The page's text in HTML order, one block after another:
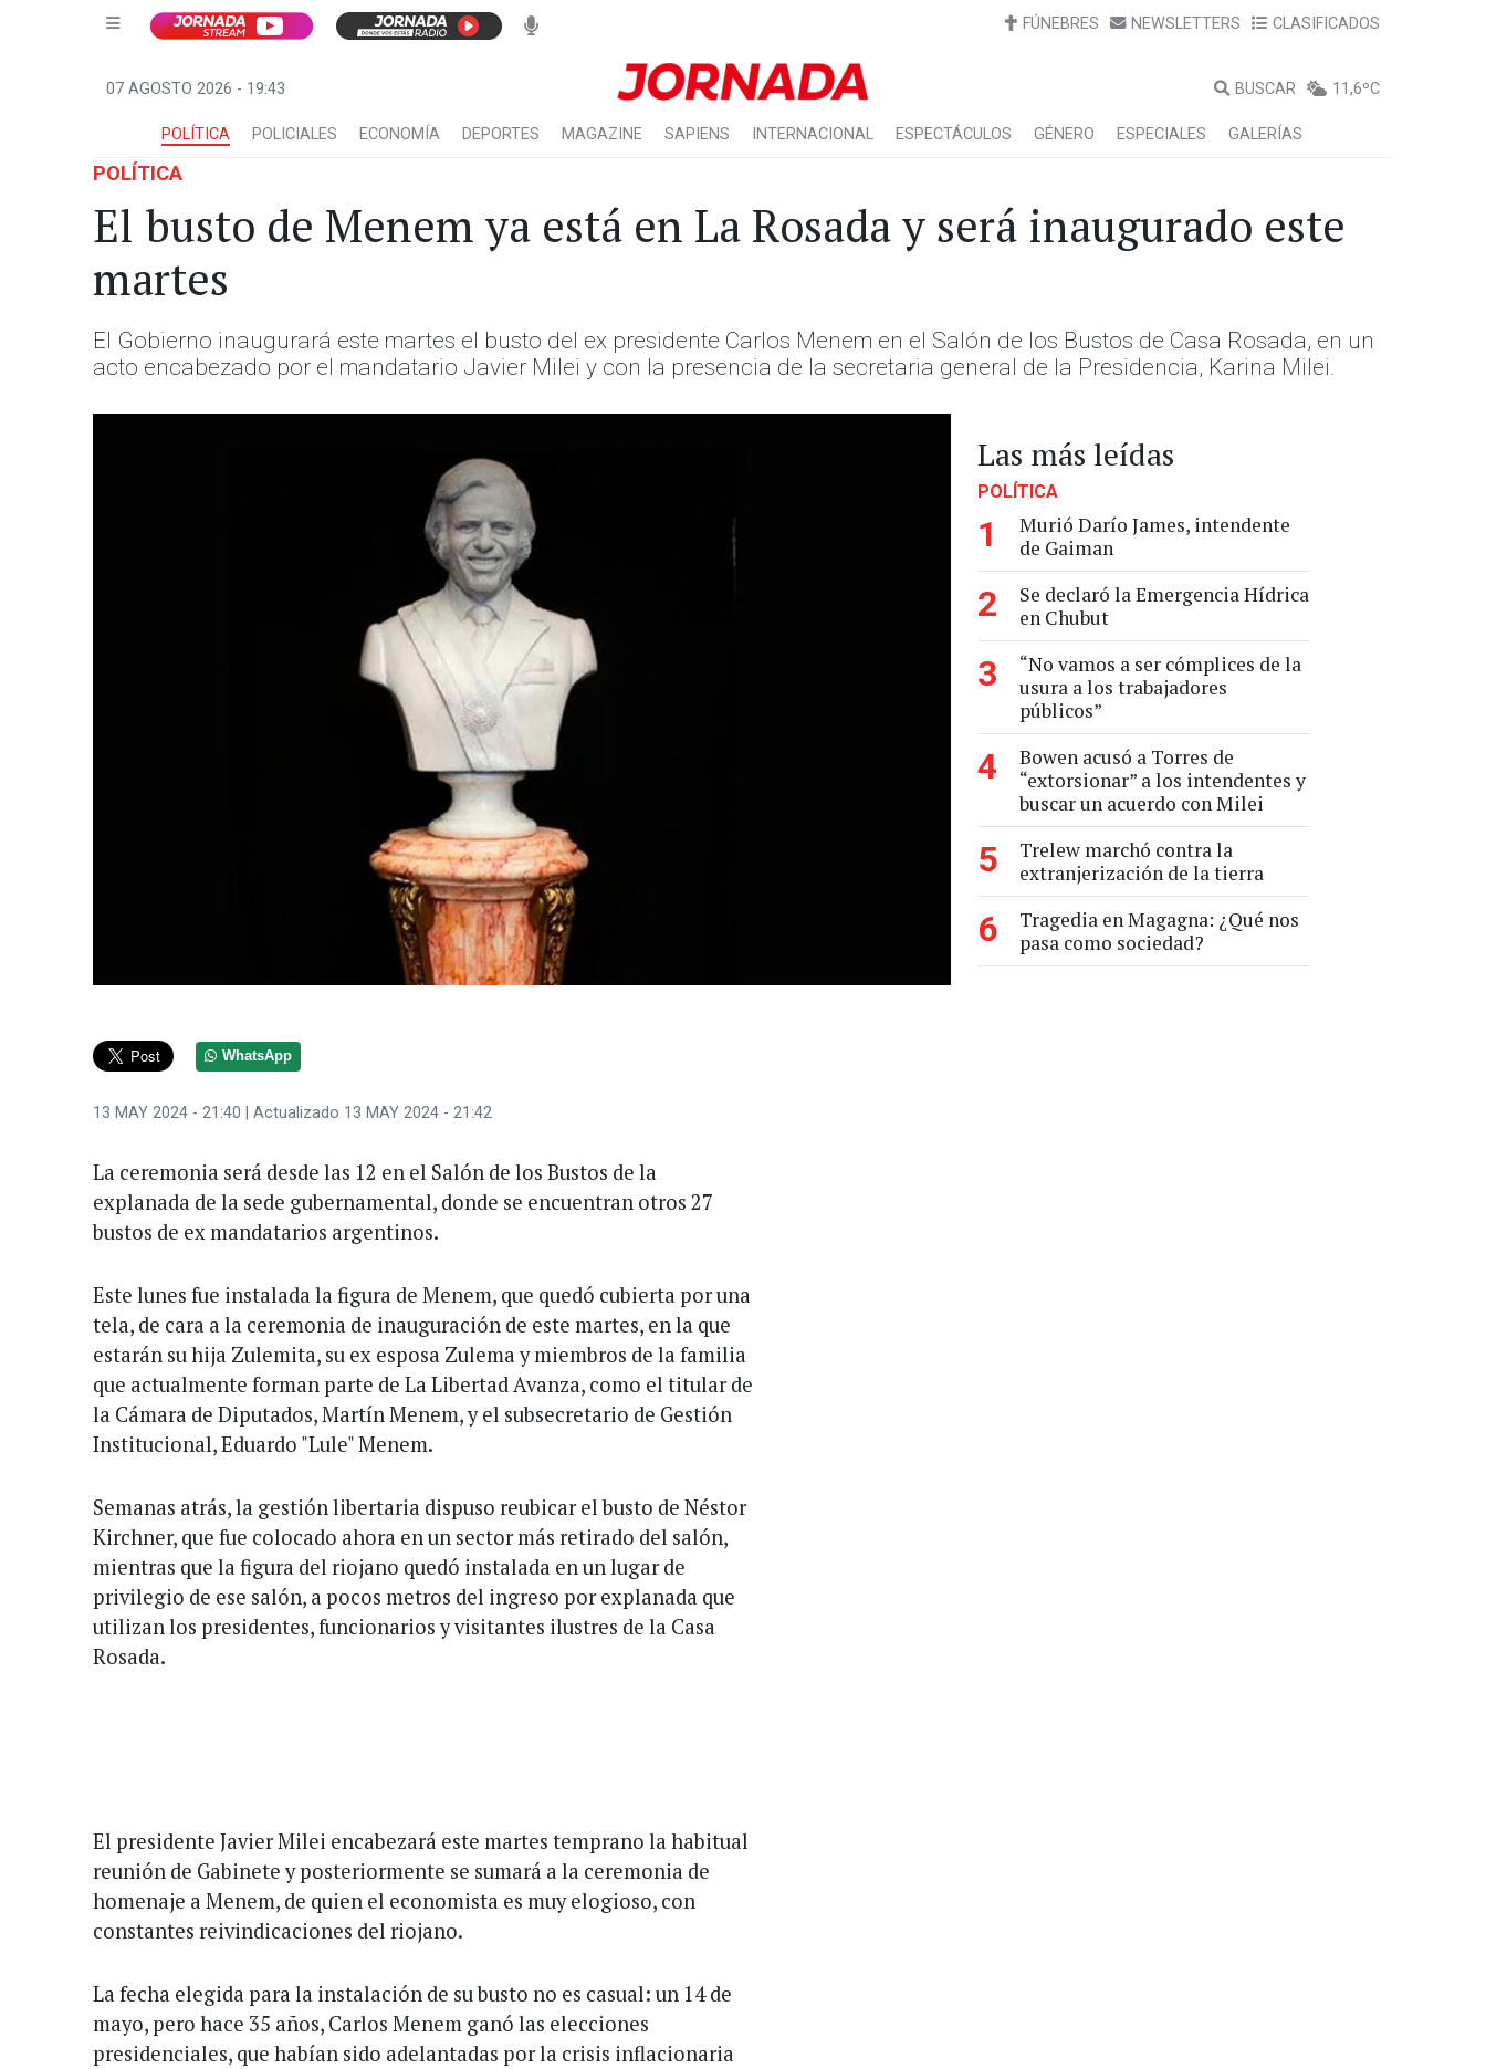
FÚNEBRES NEWSLETTERS CLASIFICADOS
07 AGOSTO 2026 - 19:43 BUSCAR 11,6ºC
POLÍTICA POLICIALES ECONOMÍA DEPORTES MAGAZINE SAPIENS INTERNACIONAL ESPECTÁCULOS GÉNERO ESPECIALES GALERÍAS
POLÍTICA
El busto de Menem ya está en La Rosada y será inaugurado este
martes
El Gobierno inaugurará este martes el busto del ex presidente Carlos Menem en el Salón de los Bustos de Casa Rosada, en un
acto encabezado por el mandatario Javier Milei y con la presencia de la secretaria general de la Presidencia, Karina Milei.
WhatsApp
13 MAY 2024 - 21:40 | Actualizado 13 MAY 2024 - 21:42
La ceremonia será desde las 12 en el Salón de los Bustos de la
explanada de la sede gubernamental, donde se encuentran otros 27
bustos de ex mandatarios argentinos.
Este lunes fue instalada la figura de Menem, que quedó cubierta por una
tela, de cara a la ceremonia de inauguración de este martes, en la que
estarán su hija Zulemita, su ex esposa Zulema y miembros de la familia
que actualmente forman parte de La Libertad Avanza, como el titular de
la Cámara de Diputados, Martín Menem, y el subsecretario de Gestión
Institucional, Eduardo "Lule" Menem.
Semanas atrás, la gestión libertaria dispuso reubicar el busto de Néstor
Kirchner, que fue colocado ahora en un sector más retirado del salón,
mientras que la figura del riojano quedó instalada en un lugar de
privilegio de ese salón, a pocos metros del ingreso por explanada que
utilizan los presidentes, funcionarios y visitantes ilustres de la Casa
Rosada.
El presidente Javier Milei encabezará este martes temprano la habitual
reunión de Gabinete y posteriormente se sumará a la ceremonia de
homenaje a Menem, de quien el economista es muy elogioso, con
constantes reivindicaciones del riojano.
La fecha elegida para la instalación de su busto no es casual: un 14 de
mayo, pero hace 35 años, Carlos Menem ganó las elecciones
presidenciales, que habían sido adelantadas por la crisis inflacionaria
Las más leídas
POLÍTICA
1
Murió Darío James, intendente
de Gaiman
2
Se declaró la Emergencia Hídrica
en Chubut
3
“No vamos a ser cómplices de la
usura a los trabajadores
públicos”
4
Bowen acusó a Torres de
“extorsionar” a los intendentes y
buscar un acuerdo con Milei
5
Trelew marchó contra la
extranjerización de la tierra
6
Tragedia en Magagna: ¿Qué nos
pasa como sociedad?